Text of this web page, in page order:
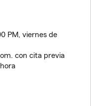
PM, viernes de
con cita previa